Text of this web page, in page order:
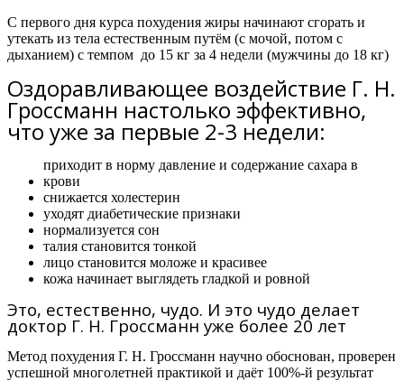
С первого дня курса похудения жиры начинают сгорать и
утекать из тела естественным путём (с мочой, потом с
дыханием) с темпом до 15 кг за 4 недели (мужчины до 18 кг)
Оздоравливающее воздействие Г. Н.
Гроссманн настолько эффективно,
что уже за первые 2-3 недели:
приходит в норму давление и содержание сахара в
крови
снижается холестерин
уходят диабетические признаки
нормализуется сон
талия становится тонкой
лицо становится моложе и красивее
кожа начинает выглядеть гладкой и ровной
Это, естественно, чудо. И это чудо делает
доктор Г. Н. Гроссманн уже более 20 лет
Метод похудения Г. Н. Гроссманн научно обоснован, проверен
успешной многолетней практикой и даёт 100%-й результат